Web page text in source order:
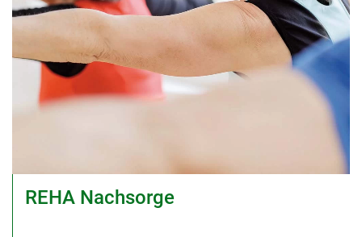
REHA Nachsorge